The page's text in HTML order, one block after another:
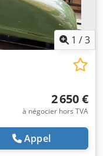
1 /3
2 650 €
à négocier hors TVA
Appel